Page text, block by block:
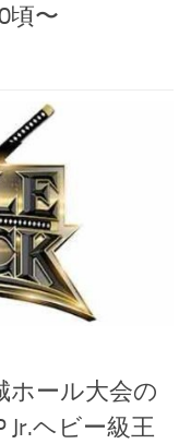
頃〜
ホール大会の
Jr.ヘビー級王